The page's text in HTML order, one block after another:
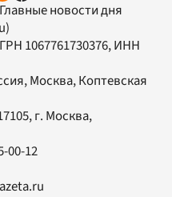
новости дня
1067761730376, ИНН
Москва, Коптевская
, г. Москва,
00-12